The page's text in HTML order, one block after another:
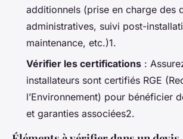
additionnels (prise en charge des
administratives, suivi post-
maintenance, etc.)1.
Vérifier les certifications :
installateurs sont certifiés RGE
l’Environnement) pour bénéficier
et garanties associées2.